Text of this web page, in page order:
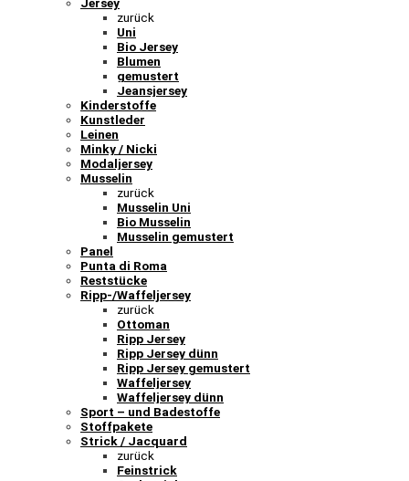
zurück
Uni
Bio Jersey
Blumen
gemustert
Jeansjersey
Kinderstoffe
Kunstleder
Leinen
Minky / Nicki
Modaljersey
Musselin
zurück
Musselin Uni
Bio Musselin
Musselin gemustert
Panel
Punta di Roma
Reststücke
Ripp-/Waffeljersey
zurück
Ottoman
Ripp Jersey
Ripp Jersey dünn
Ripp Jersey gemustert
Waffeljersey
Waffeljersey dünn
Sport – und Badestoffe
Stoffpakete
Strick / Jacquard
zurück
Feinstrick